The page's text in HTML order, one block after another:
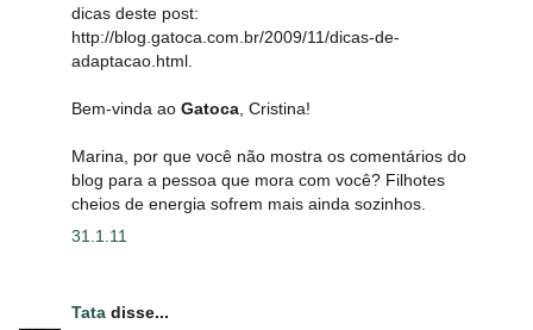
dicas deste post:
http://blog.gatoca.com.br/2009/11/dicas-de-
adaptacao.html.
Bem-vinda ao Gatoca , Cristina!
Marina, por que você não mostra os comentários do
blog para a pessoa que mora com você? Filhotes
cheios de energia sofrem mais ainda sozinhos.
31.1.11
Tata disse...